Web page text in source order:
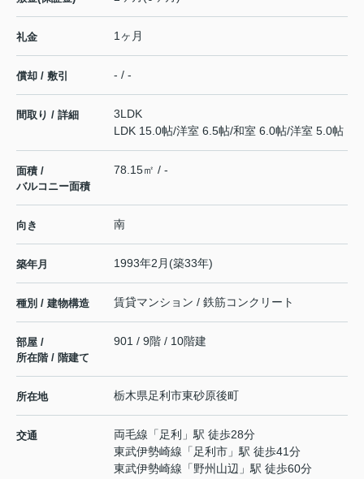
礼金 1ヶ月
償却 / 敷引 - / -
間取り / 詳細
3LDK
LDK 15.0帖/洋室 6.5帖/和室 6.0帖/洋室 5.0帖
面積 /
バルコニー面積
78.15㎡ / -
向き 南
築年月 1993年2月(築33年)
種別 / 建物構造 賃貸マンション / 鉄筋コンクリート
部屋 /
所在階 / 階建て
901 / 9階 / 10階建
所在地 栃木県足利市東砂原後町
交通 両毛線 「 足利 」駅 徒歩28分
東武伊勢崎線 「 足利市 」駅 徒歩41分
東武伊勢崎線 「野州山辺 」駅 徒歩60分